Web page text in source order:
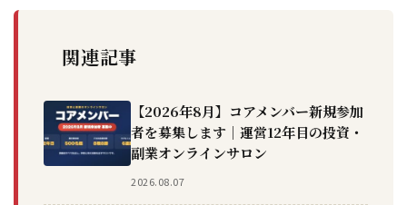
関連記事
【2026年8月】コアメンバー新規参加
者を募集します｜運営12年目の投資・
副業オンラインサロン
2026.08.07